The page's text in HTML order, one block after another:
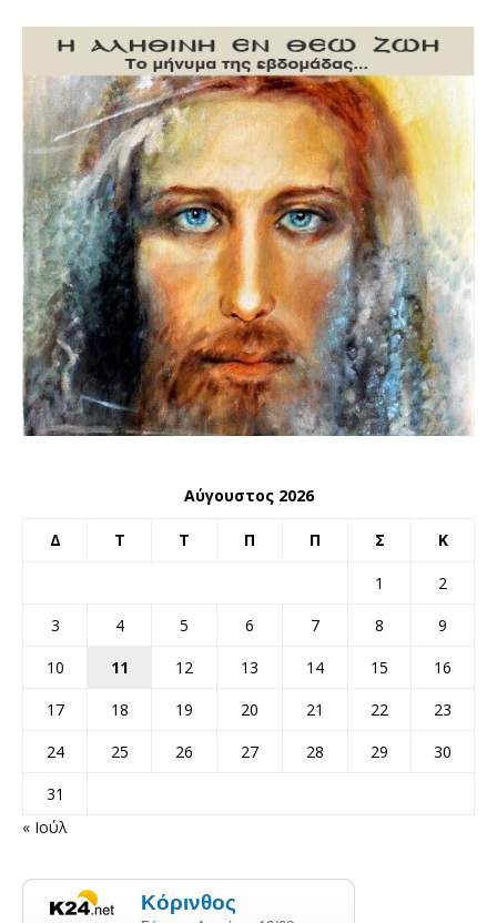
Αύγουστος 2026
Δ Τ Τ Π Π Σ Κ
1
2
3
4 5 6 7 8
9
10
11 12 13 14 15
16
17
18 19 20 21 22
23
24
25 26 27 28 29
30
31
« Ιούλ